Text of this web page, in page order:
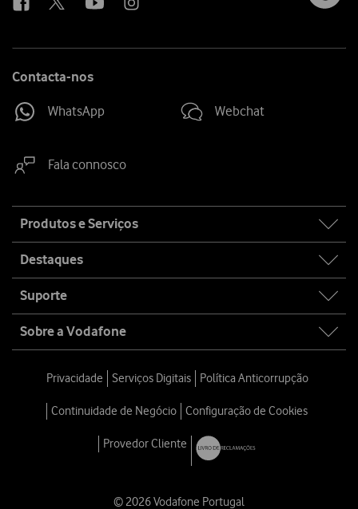
Contacta-nos
WhatsApp Webchat
Fala connosco
map
Produtos e Serviços
Destaques
Suporte
Sobre a Vodafone
Privacidade Serviços Digitais Política Anticorrupção
Continuidade de Negócio Configuração de Cookies
Provedor Cliente
© 2026 Vodafone Portugal